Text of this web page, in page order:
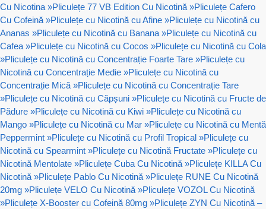
Cu Nicotina »Pliculețe 77 VB Edition Cu Nicotină »Pliculețe Cafero
Cu Cofeină »Pliculețe cu Nicotină cu Afine »Pliculețe cu Nicotină cu
Ananas »Pliculețe cu Nicotină cu Banana »Pliculețe cu Nicotină cu
Cafea »Pliculețe cu Nicotină cu Cocos »Pliculețe cu Nicotină cu Cola
»Pliculețe cu Nicotină cu Concentrație Foarte Tare »Pliculețe cu
Nicotină cu Concentrație Medie »Pliculețe cu Nicotină cu
Concentrație Mică »Pliculețe cu Nicotină cu Concentrație Tare
»Pliculețe cu Nicotină cu Căpșuni »Pliculețe cu Nicotină cu Fructe de
Pădure »Pliculețe cu Nicotină cu Kiwi »Pliculețe cu Nicotină cu
Mango »Pliculețe cu Nicotină cu Mar »Pliculețe cu Nicotină cu Mentă
Peppermint »Pliculețe cu Nicotină cu Profil Tropical »Pliculețe cu
Nicotină cu Spearmint »Pliculețe cu Nicotină Fructate »Pliculețe cu
Nicotină Mentolate »Pliculețe Cuba Cu Nicotină »Pliculețe KILLA Cu
Nicotină »Pliculețe Pablo Cu Nicotină »Pliculețe RUNE Cu Nicotină
20mg »Pliculețe VELO Cu Nicotină »Pliculețe VOZOL Cu Nicotină
»Pliculețe X-Booster cu Cofeină 80mg »Pliculețe ZYN Cu Nicotină –